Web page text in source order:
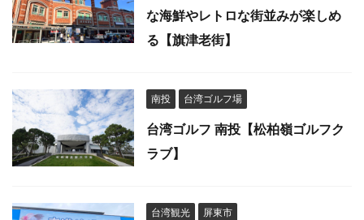
な海鮮やレトロな街並みが楽しめ
る【旗津老街】
南投 台湾ゴルフ場
台湾ゴルフ 南投【松柏嶺ゴルフク
ラブ】
台湾観光 屏東市